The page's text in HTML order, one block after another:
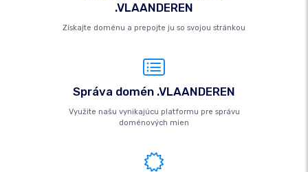
.VLAANDEREN
Získajte doménu a prepojte ju so svojou stránkou
Správa domén .VLAANDEREN
Využite našu vynikajúcu platformu pre správu
doménových mien